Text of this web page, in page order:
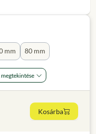
mm 80 mm
Kosárba